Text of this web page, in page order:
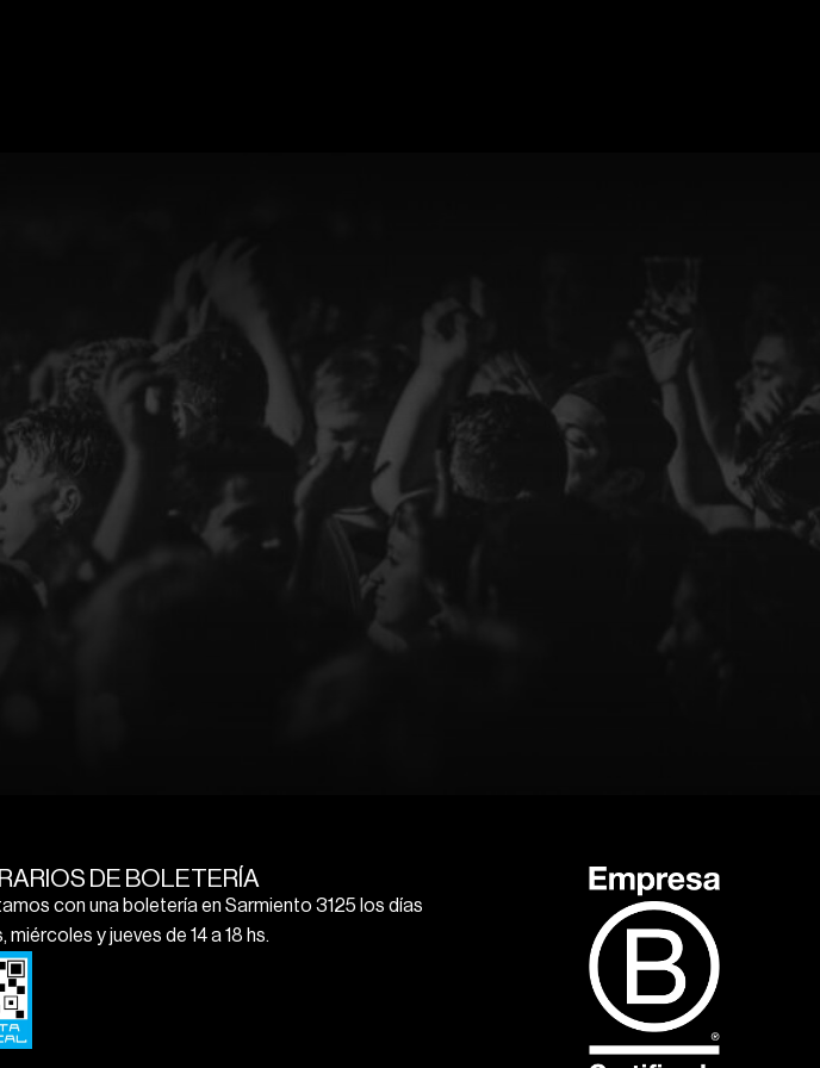
DE BOLETERÍA
con una boletería en Sarmiento 3125 los días
miércoles y jueves de 14 a 18 hs.